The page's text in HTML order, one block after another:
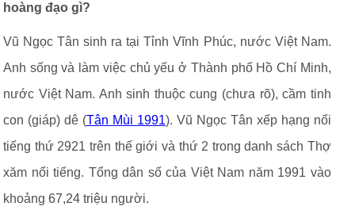
hoàng đạo gì?
Vũ Ngọc Tân sinh ra tại Tỉnh Vĩnh Phúc, nước Việt Nam.
Anh sống và làm việc chủ yếu ở Thành phố Hồ Chí Minh,
nước Việt Nam. Anh sinh thuộc cung (chưa rõ), cầm tinh
con (giáp) dê (Tân Mùi 1991). Vũ Ngọc Tân xếp hạng nổi
tiếng thứ 2921 trên thế giới và thứ 2 trong danh sách Thợ
xăm nổi tiếng. Tổng dân số của Việt Nam năm 1991 vào
khoảng 67,24 triệu người.